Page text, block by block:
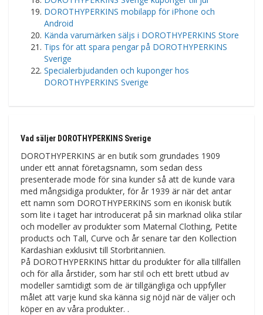
DOROTHYPERKINS mobilapp för iPhone och
Android
Kända varumärken säljs i DOROTHYPERKINS Store
Tips för att spara pengar på DOROTHYPERKINS
Sverige
Specialerbjudanden och kuponger hos
DOROTHYPERKINS Sverige
Vad säljer DOROTHYPERKINS Sverige
DOROTHYPERKINS är en butik som grundades 1909
under ett annat företagsnamn, som sedan dess
presenterade mode för sina kunder så att de kunde vara
med mångsidiga produkter, för år 1939 är när det antar
ett namn som DOROTHYPERKINS som en ikonisk butik
som lite i taget har introducerat på sin marknad olika stilar
och modeller av produkter som Maternal Clothing, Petite
products och Tall, Curve och år senare tar den Kollection
Kardashian exklusivt till Storbritannien.
På DOROTHYPERKINS hittar du produkter för alla tillfällen
och för alla årstider, som har stil och ett brett utbud av
modeller samtidigt som de är tillgängliga och uppfyller
målet att varje kund ska känna sig nöjd när de väljer och
köper en av våra produkter. .